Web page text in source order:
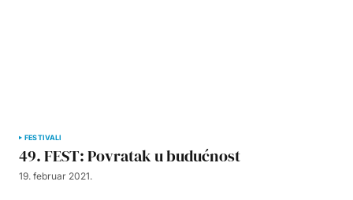
FESTIVALI
49. FEST: Povratak u budućnost
19. februar 2021.